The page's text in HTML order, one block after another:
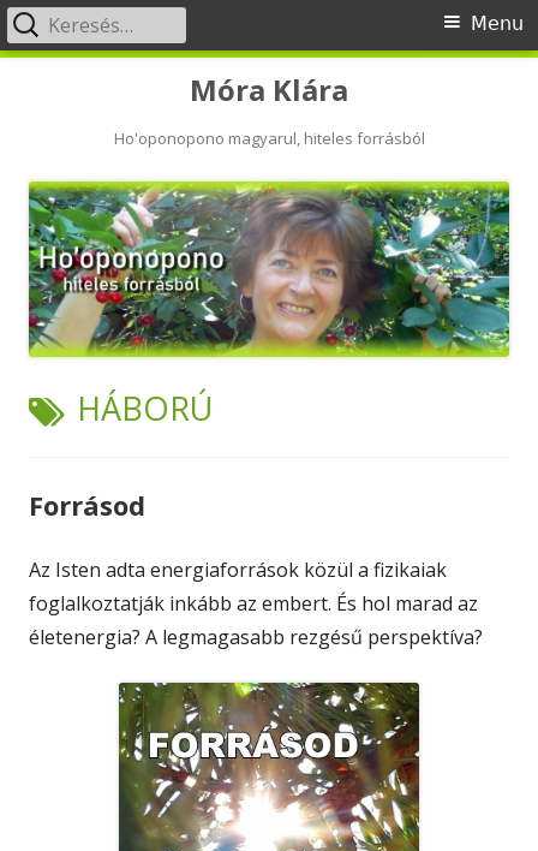
Móra Klára
Ho'oponopono magyarul, hiteles forrásból
Primary
Menu
Keresés:
TAG:
HÁBORÚ
Forrásod
Az Isten adta energiaforrások közül a fizikaiak
foglalkoztatják inkább az embert. És hol marad az
életenergia? A legmagasabb rezgésű perspektíva?